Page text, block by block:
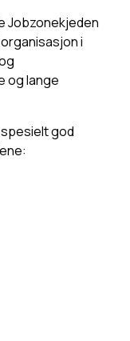
Jobzonekjeden
i
og lange
god